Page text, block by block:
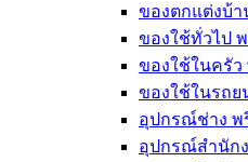
ของตกแต่งบ้า
ของใช้ทั่วไป
ของใช้ในครัว
ของใช้ในรถย
อุปกรณ์ช่าง พ
อุปกรณ์สำนัก